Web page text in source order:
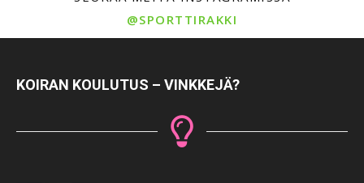
@SPORTTIRAKKI
KOIRAN KOULUTUS – VINKKEJÄ?